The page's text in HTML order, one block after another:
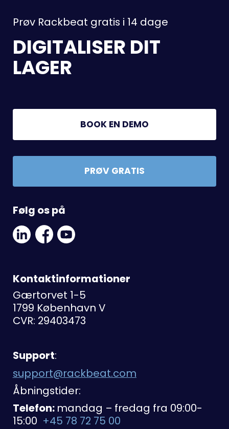
Prøv Rackbeat gratis i 14 dage
DIGITALISER DIT
LAGER
BOOK EN DEMO
PRØV GRATIS
Følg os på
Linkedin
Social
Link
Facebook
Social
Link
Youtube
Link
Kontaktinformationer
Gærtorvet 1-5
1799 København V
CVR: 29403473
Support:
support@rackbeat.com
Åbningstider:
Telefon: mandag – fredag fra 09:00-
15:00 +45 78 72 75 00